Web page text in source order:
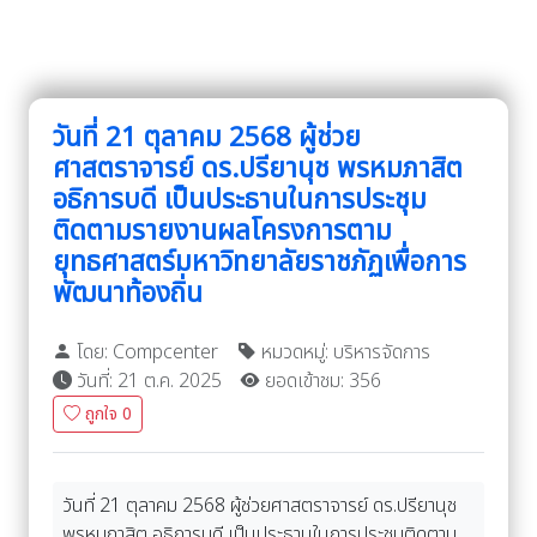
วันที่ 21 ตุลาคม 2568 ผู้ช่วย
ศาสตราจารย์ ดร.ปรียานุช พรหมภาสิต
อธิการบดี เป็นประธานในการประชุม
ติดตามรายงานผลโครงการตาม
ยุทธศาสตร์มหาวิทยาลัยราชภัฏเพื่อการ
พัฒนาท้องถิ่น
โดย: Compcenter
หมวดหมู่: บริหารจัดการ
วันที่: 21 ต.ค. 2025
ยอดเข้าชม: 356
ถูกใจ 0
วันที่ 21 ตุลาคม 2568 ผู้ช่วยศาสตราจารย์ ดร.ปรียานุช